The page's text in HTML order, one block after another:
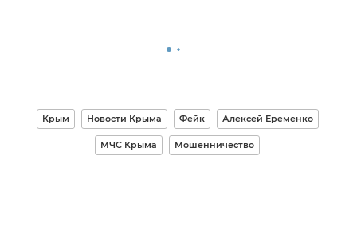
Крым Новости Крыма Фейк Алексей Еременко
МЧС Крыма Мошенничество